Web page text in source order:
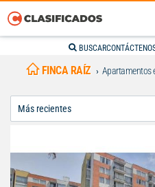
BUSCAR
FINCA RAÍZ Apartamentos